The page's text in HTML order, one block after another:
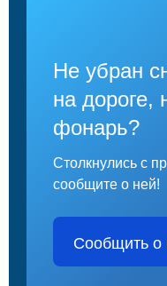
Не убран
на дороге,
фонарь?
Столкнулись с
сообщите о ней!
Сообщить о